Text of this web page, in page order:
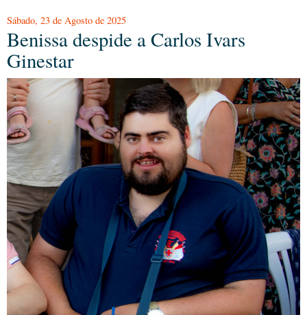
Sábado, 23 de Agosto de 2025
Benissa despide a Carlos Ivars
Ginestar